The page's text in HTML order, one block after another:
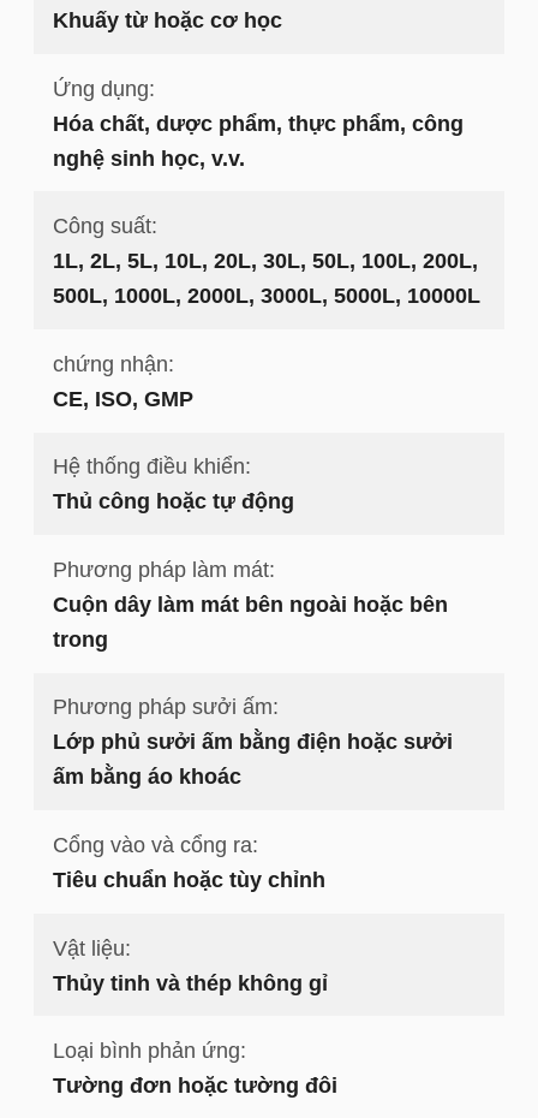
Khuấy từ hoặc cơ học
Ứng dụng:
Hóa chất, dược phẩm, thực phẩm, công
nghệ sinh học, v.v.
Công suất:
1L, 2L, 5L, 10L, 20L, 30L, 50L, 100L, 200L,
500L, 1000L, 2000L, 3000L, 5000L, 10000L
chứng nhận:
CE, ISO, GMP
Hệ thống điều khiển:
Thủ công hoặc tự động
Phương pháp làm mát:
Cuộn dây làm mát bên ngoài hoặc bên
trong
Phương pháp sưởi ấm:
Lớp phủ sưởi ấm bằng điện hoặc sưởi
ấm bằng áo khoác
Cổng vào và cổng ra:
Tiêu chuẩn hoặc tùy chỉnh
Vật liệu:
Thủy tinh và thép không gỉ
Loại bình phản ứng:
Tường đơn hoặc tường đôi